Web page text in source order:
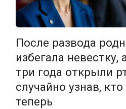
После развода
избегала невестку,
три года открыли
случайно узнав, кто
теперь